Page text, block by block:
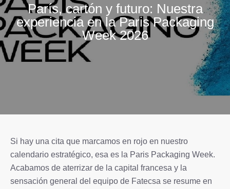
París, cartón y futuro: Nuestra
experiencia en la Paris Packaging
Week 2026
Si hay una cita que marcamos en rojo en nuestro
calendario estratégico, esa es la Paris Packaging Week.
Acabamos de aterrizar de la capital francesa y la
sensación general del equipo de Fatecsa se resume en